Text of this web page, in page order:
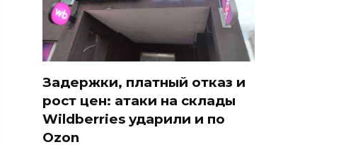
Задержки, платный отказ и
рост цен: атаки на склады
Wildberries ударили и по
Ozon